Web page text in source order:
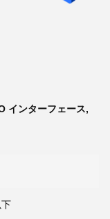
インターフェース,